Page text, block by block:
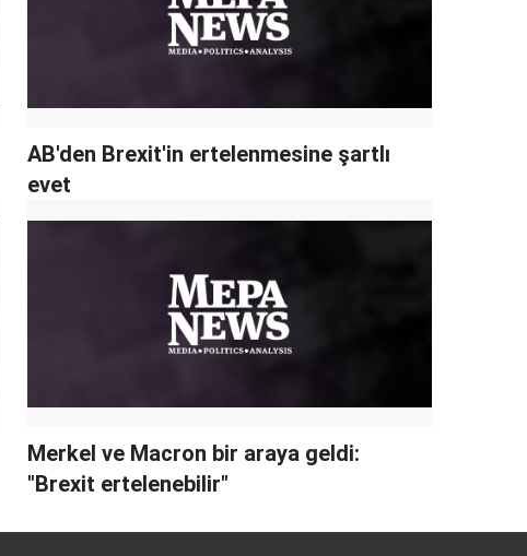
AB'den Brexit'in ertelenmesine şartlı
evet
Merkel ve Macron bir araya geldi:
"Brexit ertelenebilir"